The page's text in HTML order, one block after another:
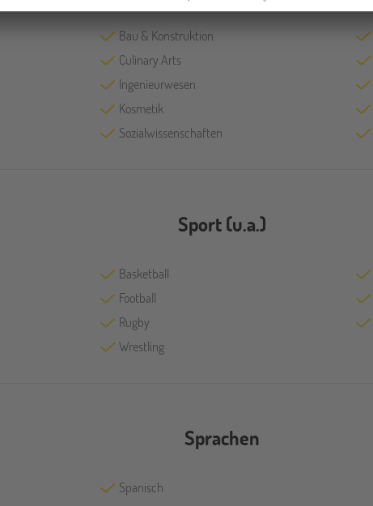
Bau & Konstruktion
Culinary Arts
Ingenieurwesen
Kosmetik
Sozialwissenschaften
Sport (u.a.)
Basketball
Football
Rugby
Wrestling
Sprachen
Spanisch